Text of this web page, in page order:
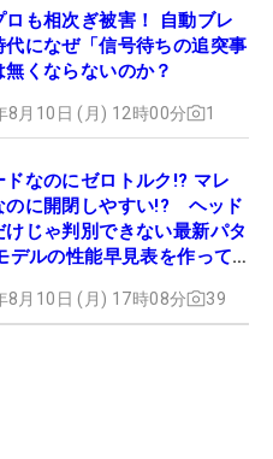
ロも相次ぎ被害！ 自動ブレ
代になぜ「信号待ちの追突事
無くならないのか？
8月10日 (月) 12時00分 1
ドなのにゼロトルク!? マレ
のに開閉しやすい!? ヘッド
けじゃ判別できない最新パタ
デルの性能早見表を作って
8月10日 (月) 17時08分 39